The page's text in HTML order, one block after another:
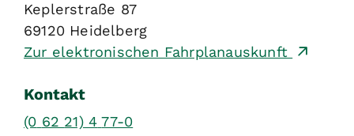
Keplerstraße 87
69120 Heidelberg
Zur elektronischen Fahrplanauskunft
Kontakt
(0 62 21) 4 77-0